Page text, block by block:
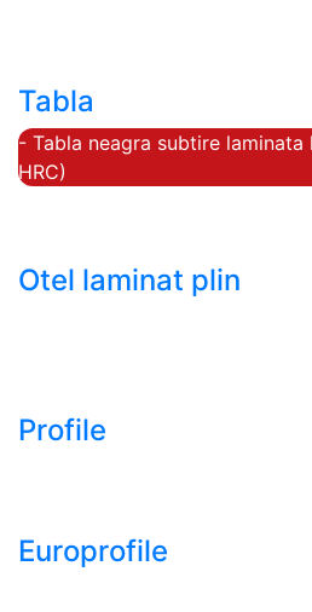
Tabla
- Tabla neagra subtire laminata
HRC)
Otel laminat plin
Profile
Europrofile